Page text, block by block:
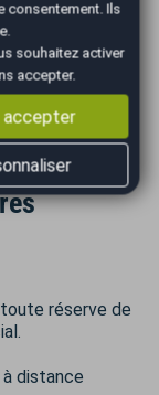
réserve de
distance
consentement. Ils
souhaitez activer
accepter.
accepter